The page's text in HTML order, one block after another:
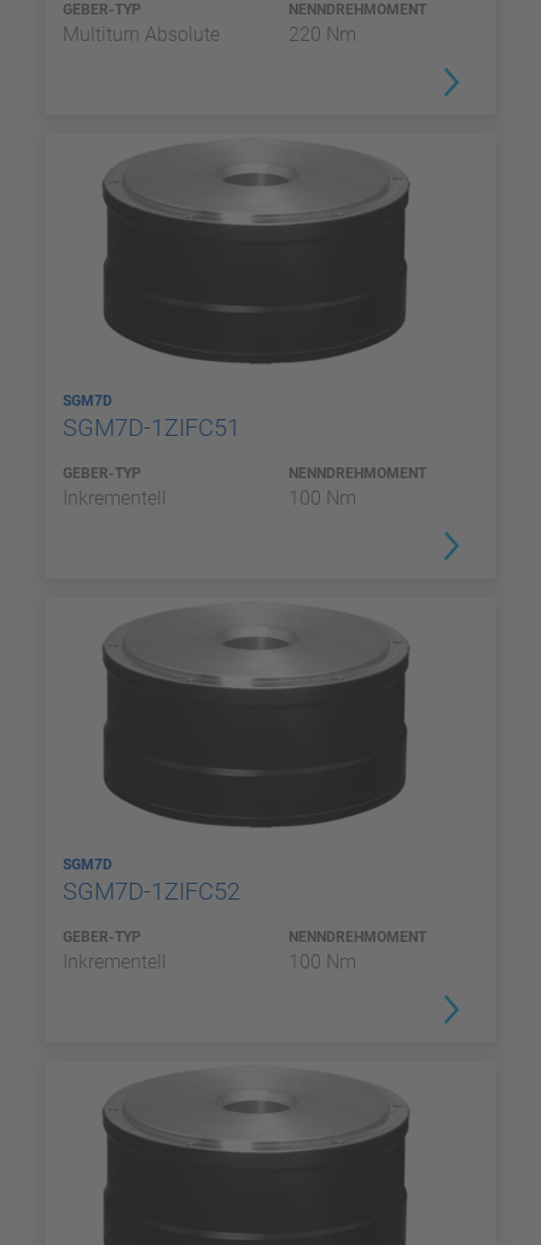
GEBER-TYP
Multiturn Absolute
NENNDREHMOMENT
220 Nm
SGM7D
SGM7D-1ZIFC51
GEBER-TYP
Inkrementell
NENNDREHMOMENT
100 Nm
SGM7D
SGM7D-1ZIFC52
GEBER-TYP
Inkrementell
NENNDREHMOMENT
100 Nm